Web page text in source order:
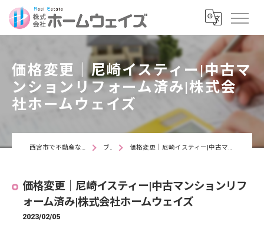
価格変更｜尼崎イスティー|中古マ
ンションリフォーム済み|株式会
社ホームウェイズ
西宮市で不動産なら株式会社ホームウェイズ ブログ 価格変更｜尼崎イスティー|中古マンションリフォーム済み|株式会社ホームウェイズ
価格変更｜尼崎イスティー|中古マンションリフ
ォーム済み|株式会社ホームウェイズ
2023/02/05